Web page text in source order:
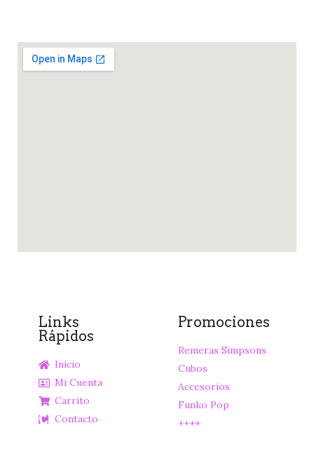
Links
Rápidos
Inicio
Mi Cuenta
Carrito
Contacto
Promociones
Remeras Simpsons
Cubos
Accesorios
Funko Pop
++++